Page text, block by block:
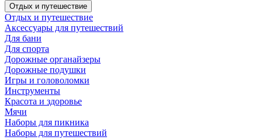
Отдых и путешествие
Отдых и путешествие
Аксессуары для путешествий
Для бани
Для спорта
Дорожные органайзеры
Дорожные подушки
Игры и головоломки
Инструменты
Красота и здоровье
Мячи
Наборы для пикника
Наборы для путешествий